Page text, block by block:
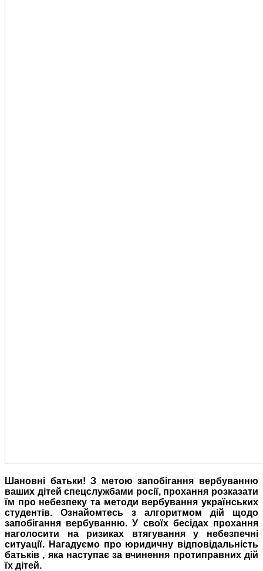
Шановні батьки! З метою запобігання вербуванню
ваших дітей спецслужбами росії, прохання розказати
їм про небезпеку та методи вербування українських
студентів. Ознайомтесь з алгоритмом дій щодо
запобігання вербуванню. У своїх бесідах прохання
наголосити на ризиках втягування у небезпечні
ситуації. Нагадуємо про юридичну відповідальність
батьків , яка наступає за вчинення протиправних дій
їх дітей.